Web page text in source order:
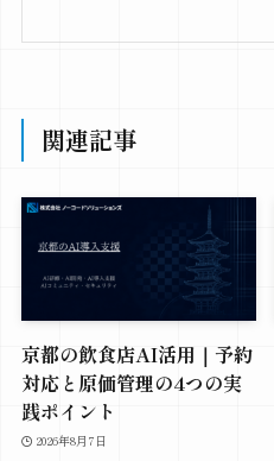
関連記事
京都の飲食店AI活用｜予約
対応と原価管理の4つの実
践ポイント
2026年8月7日